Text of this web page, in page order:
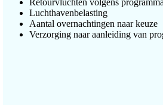
Retourvluchten volgens programma
Luchthavenbelasting
Aantal overnachtingen naar keuze
Verzorging naar aanleiding van